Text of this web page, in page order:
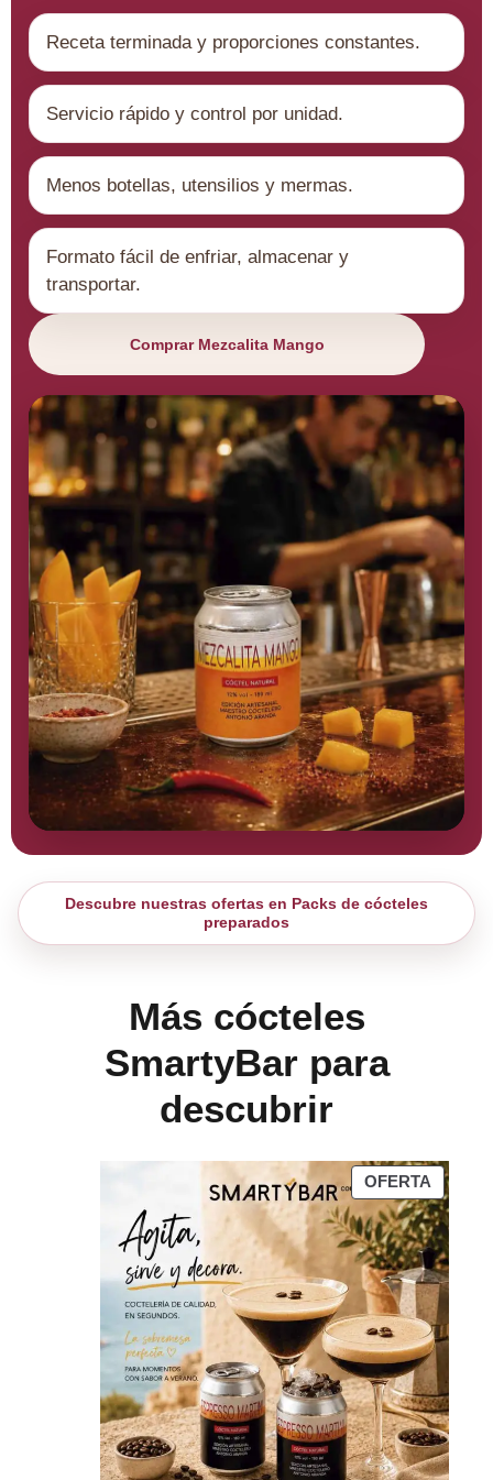
Receta terminada y proporciones constantes.
Servicio rápido y control por unidad.
Menos botellas, utensilios y mermas.
Formato fácil de enfriar, almacenar y
transportar.
Comprar Mezcalita Mango
Descubre nuestras ofertas en Packs de cócteles
preparados
Más cócteles
SmartyBar para
descubrir
OFERTA
EN